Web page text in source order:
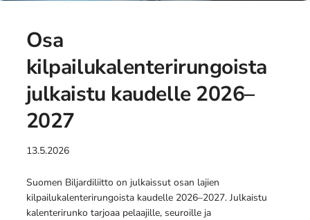
Osa
kilpailukalenterirungoista
julkaistu kaudelle 2026–
2027
13.5.2026
Suomen Biljardiliitto on julkaissut osan lajien
kilpailukalenterirungoista kaudelle 2026–2027. Julkaistu
kalenterirunko tarjoaa pelaajille, seuroille ja